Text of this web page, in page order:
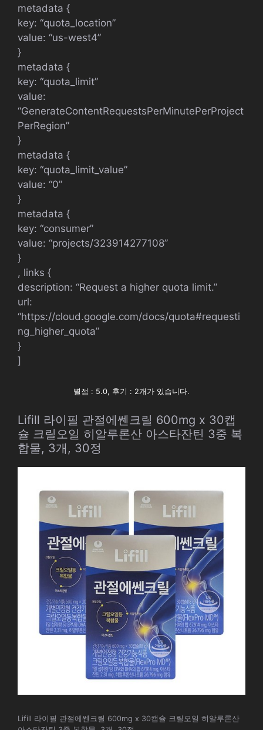
metadata {
key: “quota_location”
value: “us-west4”
}
metadata {
key: “quota_limit”
value:
“GenerateContentRequestsPerMinutePerProject
PerRegion”
}
metadata {
key: “quota_limit_value”
value: “0”
}
metadata {
key: “consumer”
value: “projects/323914277108”
}
, links {
description: “Request a higher quota limit.”
url:
“https://cloud.google.com/docs/quota#requesti
ng_higher_quota”
}
]
별점 : 5.0, 후기 : 2개가 있습니다.
Lifill 라이필 관절에쎈크릴 600mg x 30캡
슐 크릴오일 히알루론산 아스타잔틴 3중 복
합물, 3개, 30정
Lifill 라이필 관절에쎈크릴 600mg x 30캡슐 크릴오일 히알루론산